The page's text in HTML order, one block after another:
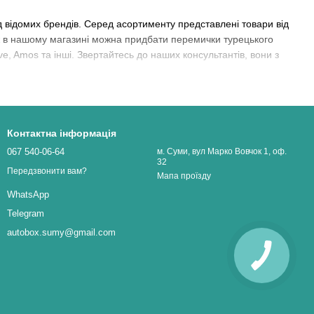
брендів. Серед асортименту представлені товари від
в нашому магазині можна придбати перемички турецького
Amos та інші. Звертайтесь до наших консультантів, вони з
Контактна інформація
067 540-06-64
Передзвонити вам?
WhatsApp
Telegram
autobox.sumy@gmail.com
м. Суми, вул Марко Вовчок 1, оф.
32
Мапа проїзду